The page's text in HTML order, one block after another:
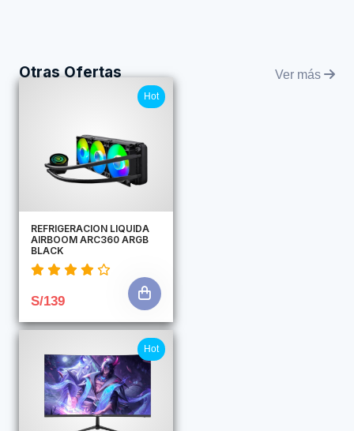
Otras Ofertas Ver más
Hot
REFRIGERACION LIQUIDA
AIRBOOM ARC360 ARGB
BLACK
S/139
Hot